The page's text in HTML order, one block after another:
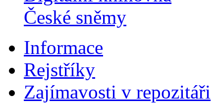
České sněmy
Informace
Rejstříky
Zajímavosti v repozitáři